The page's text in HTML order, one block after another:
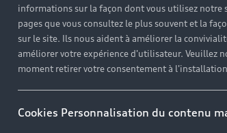
informations sur la façon dont vous utilisez notre
pages que vous consultez le plus souvent et la
sur le site. Ils nous aident à améliorer la
améliorer votre expérience d'utilisateur. Veuillez
moment retirer votre consentement à
Cookies Personnalisation du contenu